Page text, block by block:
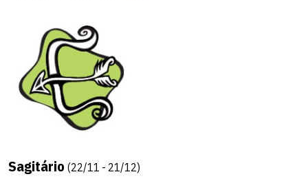
Sagitário (22/11 - 21/12)